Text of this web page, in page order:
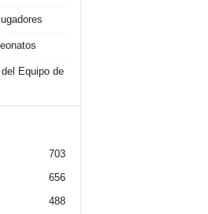
Equipo de
703
656
488